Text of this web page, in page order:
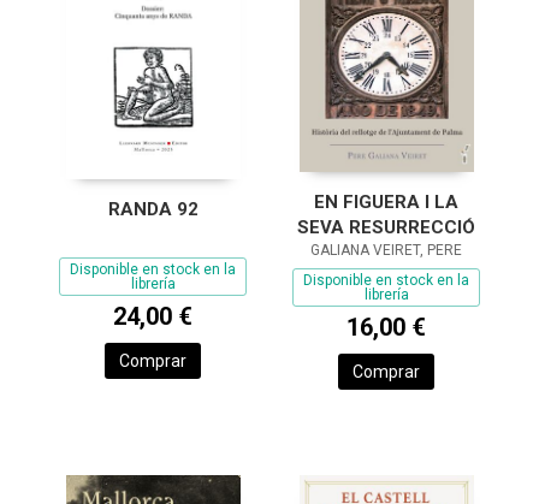
RANDA 92
Disponible en stock en la
librería
24,00 €
Comprar
EN FIGUERA I LA
SEVA RESURRECCIÓ
GALIANA VEIRET, PERE
Disponible en stock en la
librería
16,00 €
Comprar